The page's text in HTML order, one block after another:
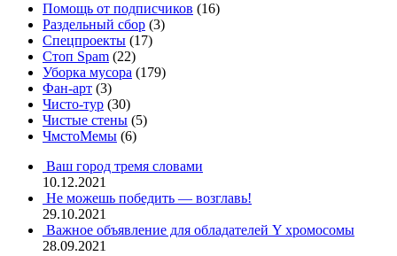
Помощь от подписчиков (16)
Раздельный сбор (3)
Спецпроекты (17)
Стоп Spam (22)
Уборка мусора (179)
Фан-арт (3)
Чисто-тур (30)
Чистые стены (5)
ЧмстоМемы (6)
Ваш город тремя словами
10.12.2021
Не можешь победить — возглавь!
29.10.2021
Важное объявление для обладателей Y хромосомы
28.09.2021